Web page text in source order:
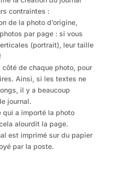
contraintes :
de la photo d’origine,
par page : si vous
(portrait), leur taille
de chaque photo, pour
Ainsi, si les textes ne
il y a beaucoup
journal.
qui a importé la photo
alourdit la page.
est imprimé sur du papier
par la poste.